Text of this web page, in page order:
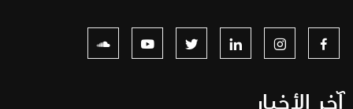
آخر الأخبار